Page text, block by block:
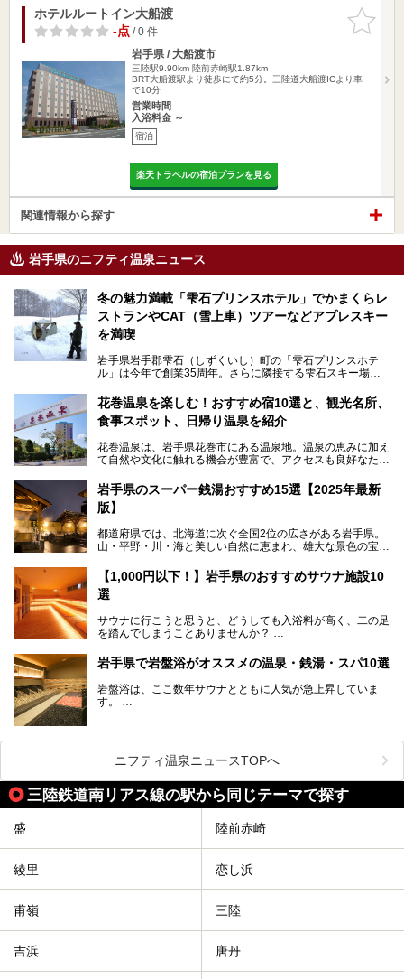
お気に入
りに追加
ホテルルートイン大船渡
-点/ 0 件
岩手県 / 大船渡市
三陸駅9.90km 陸前赤崎駅1.87km
BRT大船渡駅より徒歩にて約5分。三陸道大船渡ICより車
で10分
営業時間
入浴料金 ～
宿泊
楽天トラベルの宿泊プランを見る
関連情報から探す
岩手県のニフティ温泉ニュース
冬の魅力満載「雫石プリンスホテル」でかまくらレ
ストランやCAT（雪上車）ツアーなどアプレスキー
を満喫
岩手県岩手郡雫石（しずくいし）町の「雫石プリンスホテ
ル」は今年で創業35周年。さらに隣接する雫石スキー場は
の後"）の充実をはかり、テーマをSNOW（雪）＋NOVA
（新星）で「SNØVA（スノーヴァ）」としました！
喫できるパウダースノーの雫石。というわけで、「雫石プリ
ンスホテル」にお出かけして楽しめるアクティビティや温泉
───
提供元：株式会社西武・プリンスホテルズワールドワイド
この記事は雫石プリンスホテルのPR記事です。
花巻温泉を楽しむ！おすすめ宿10選と、観光名所、
食事スポット、日帰り温泉を紹介
花巻温泉は、岩手県花巻市にある温泉地。温泉の恵みに加え
て自然や文化に触れる機会が豊富で、アクセスも良好なた
この記事では、花巻温泉の魅力、おすすめの宿・注目すべき
観光スポット・味わい深い食事処・気軽に立ち寄れる日帰り
花巻温泉での日常を忘れられる特別な体験を通じて、いつも
岩手県のスーパー銭湯おすすめ15選【2025年最新
版】
都道府県では、北海道に次ぐ全国2位の広さがある岩手県。
山・平野・川・海と美しい自然に恵まれ、雄大な景色の宝庫
三陸の魚介類などの岩手グルメは全国に知られていますね。
大自然に囲まれた岩手県には、温泉が多く湧き出していま
す。今回は、岩手県でおすすめのスーパー銭湯をご紹介しま
【1,000円以下！】岩手県のおすすめサウナ施設10
選
サウナに行こうと思うと、どうしても入浴料が高く、二の足
を踏んでしまうことありませんか？
そこで値段を抑えた格安でお風呂とサウナを満喫できる充実
の施設を紹介します！
サクッと、月何回もサウナを楽しみたい人にとってはピッタ
リの場所ばかりなんですよ。
岩手県で岩盤浴がオススメの温泉・銭湯・スパ10選
岩盤浴は、ここ数年サウナとともに人気が急上昇していま
す。
今回は、岩手県でおすすめの温泉、銭湯、スパにある岩盤浴
を紹介します！
温度も低めなので、暑いのが苦手な人でも大満足な施設です
ニフティ温泉ニュースTOPへ
三陸鉄道南リアス線の駅から同じテーマで探す
盛 陸前赤崎
綾里 恋し浜
甫嶺 三陸
吉浜 唐丹